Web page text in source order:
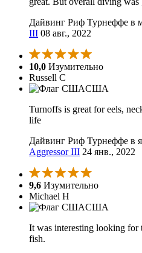
Дайвинг Риф Турнеффе в
III 08 авг., 2022
10,0 Изумительно
Russell C
США
Turnoffs is great for eels,
life
Дайвинг Риф Турнеффе в
Aggressor III 24 янв., 2022
9,6 Изумительно
Michael H
США
It was interesting looking for
fish.